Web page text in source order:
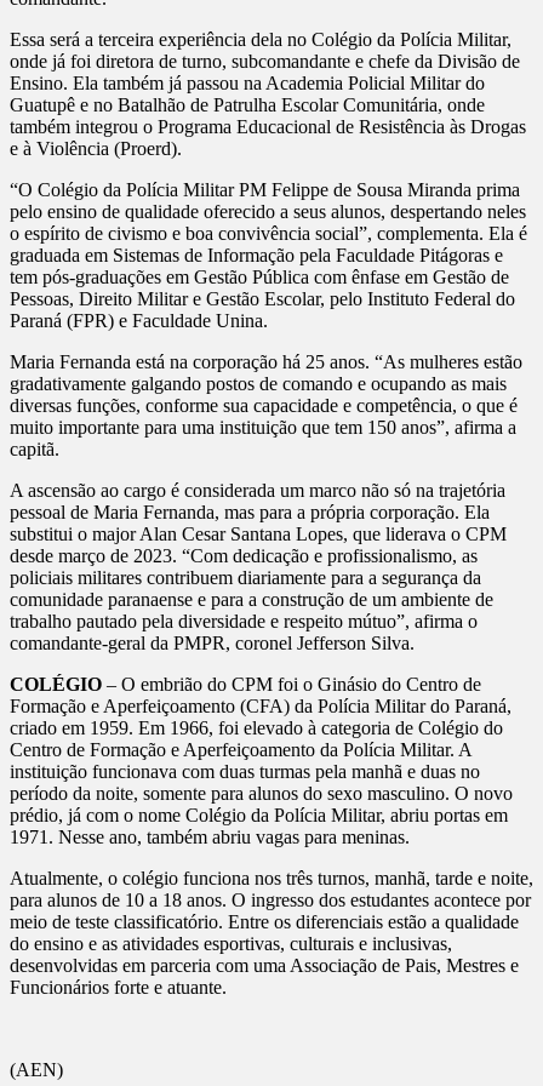
PARANÁ
Essa será a terceira experiência dela no Colégio da Polícia Militar,
onde já foi diretora de turno, subcomandante e chefe da Divisão de
Ensino. Ela também já passou na Academia Policial Militar do
Guatupê e no Batalhão de Patrulha Escolar Comunitária, onde
também integrou o Programa Educacional de Resistência às Drogas
e à Violência (Proerd).
“O Colégio da Polícia Militar PM Felippe de Sousa Miranda prima
pelo ensino de qualidade oferecido a seus alunos, despertando neles
o espírito de civismo e boa convivência social”, complementa. Ela é
graduada em Sistemas de Informação pela Faculdade Pitágoras e
tem pós-graduações em Gestão Pública com ênfase em Gestão de
Pessoas, Direito Militar e Gestão Escolar, pelo Instituto Federal do
Paraná (FPR) e Faculdade Unina.
Maria Fernanda está na corporação há 25 anos. “As mulheres estão
gradativamente galgando postos de comando e ocupando as mais
diversas funções, conforme sua capacidade e competência, o que é
muito importante para uma instituição que tem 150 anos”, afirma a
capitã.
A ascensão ao cargo é considerada um marco não só na trajetória
pessoal de Maria Fernanda, mas para a própria corporação. Ela
substitui o major Alan Cesar Santana Lopes, que liderava o CPM
desde março de 2023. “Com dedicação e profissionalismo, as
policiais militares contribuem diariamente para a segurança da
comunidade paranaense e para a construção de um ambiente de
trabalho pautado pela diversidade e respeito mútuo”, afirma o
comandante-geral da PMPR, coronel Jefferson Silva.
COLÉGIO – O embrião do CPM foi o Ginásio do Centro de
Formação e Aperfeiçoamento (CFA) da Polícia Militar do Paraná,
criado em 1959. Em 1966, foi elevado à categoria de Colégio do
Centro de Formação e Aperfeiçoamento da Polícia Militar. A
instituição funcionava com duas turmas pela manhã e duas no
período da noite, somente para alunos do sexo masculino. O novo
prédio, já com o nome Colégio da Polícia Militar, abriu portas em
1971. Nesse ano, também abriu vagas para meninas.
Atualmente, o colégio funciona nos três turnos, manhã, tarde e noite,
para alunos de 10 a 18 anos. O ingresso dos estudantes acontece por
meio de teste classificatório. Entre os diferenciais estão a qualidade
do ensino e as atividades esportivas, culturais e inclusivas,
desenvolvidas em parceria com uma Associação de Pais, Mestres e
Funcionários forte e atuante.
(AEN)